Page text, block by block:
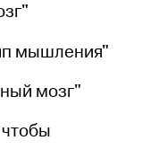
мышления"
мозг"